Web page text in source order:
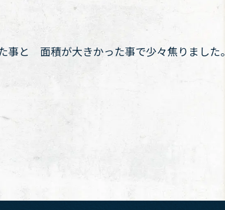
事と 面積が大きかった事で少々焦りました。